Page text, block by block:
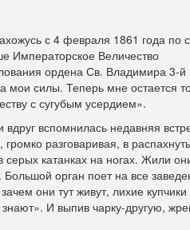
с 4 февраля 1861 года по
Императорское Величество
ордена Св. Владимира 3-й
мои силы. Теперь мне остается
с сугубым усердием».
вспомнилась недавняя
разговаривая, в
катанках на ногах. Жили
орган поет на все
они тут живут, лихие купчики
И выпив чарку-другую,